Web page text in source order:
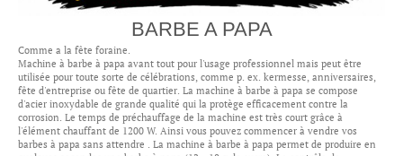
BARBE A PAPA
Comme a la fête foraine.
Machine à barbe à papa avant tout pour l'usage professionnel mais peut être
utilisée pour toute sorte de célébrations, comme p. ex. kermesse, anniversaires,
fête d'entreprise ou fête de quartier. La machine à barbe à papa se compose
d'acier inoxydable de grande qualité qui la protège efficacement contre la
corrosion. Le temps de préchauffage de la machine est très court grâce à
l'élément chauffant de 1200 W. Ainsi vous pouvez commencer à vendre vos
barbes à papa sans attendre . La machine à barbe à papa permet de produire en